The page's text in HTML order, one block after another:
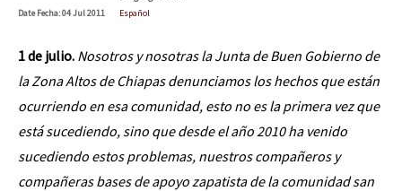
DateFecha: 04 Jul 2011
Español
1 de julio. Nosotros y nosotras la Junta de Buen Gobierno de
la Zona Altos de Chiapas denunciamos los hechos que están
ocurriendo en esa comunidad, esto no es la primera vez que
está sucediendo, sino que desde el año 2010 ha venido
sucediendo estos problemas, nuestros compañeros y
compañeras bases de apoyo zapatista de la comunidad san